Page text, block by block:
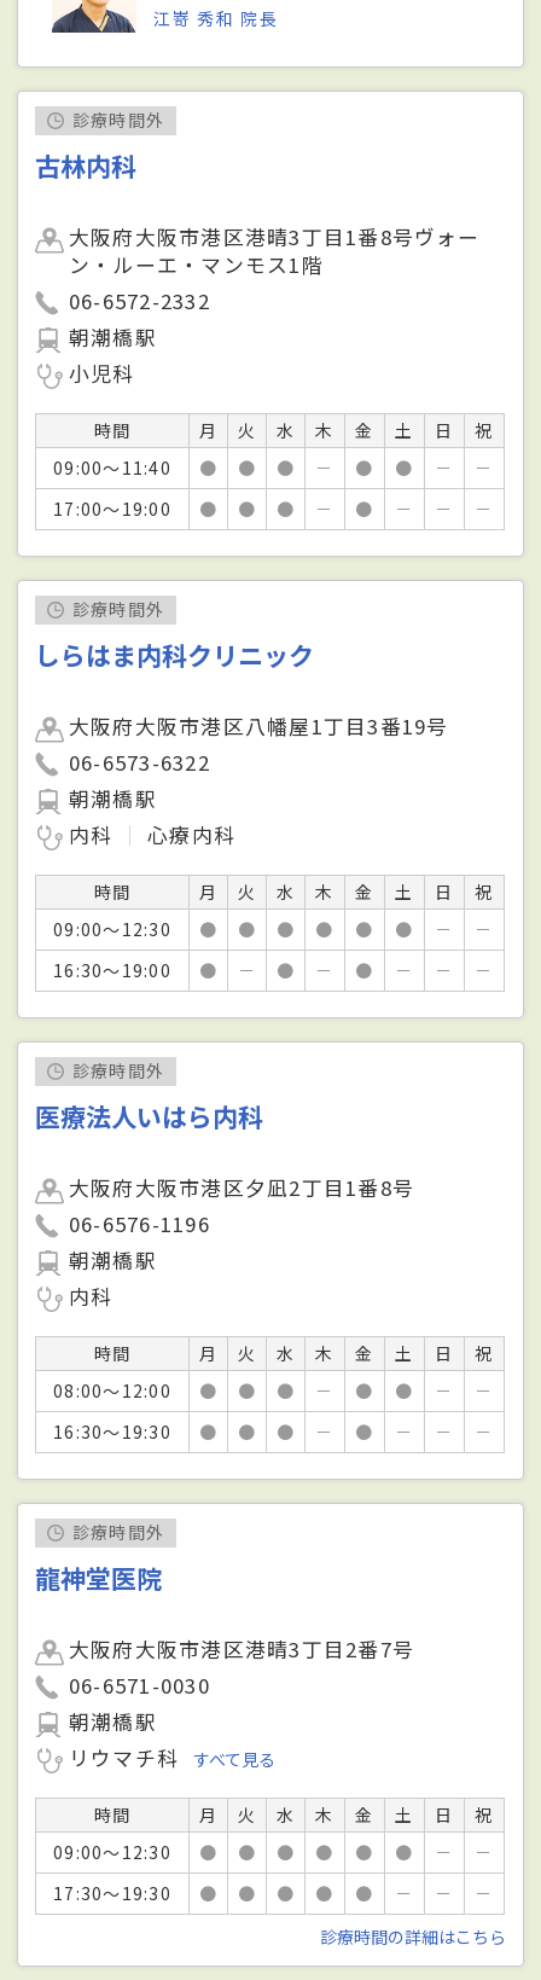
江嵜 秀和 院長
診療時間外
古林内科
大阪府大阪市港区港晴3丁目1番8号ヴォー
ン・ルーエ・マンモス1階
06-6572-2332
朝潮橋駅
小児科
時間 月 火 水 木 金 土 日
祝
09:00～11:40
● ● ● － ● ● －
－
17:00～19:00
● ● ● － ● － － －
診療時間外
しらはま内科クリニック
大阪府大阪市港区八幡屋1丁目3番19号
06-6573-6322
朝潮橋駅
内科
心療内科
時間 月 火 水 木 金 土 日
祝
09:00～12:30
● ● ● ● ● ● －
－
16:30～19:00
● － ● － ● － － －
診療時間外
医療法人いはら内科
大阪府大阪市港区夕凪2丁目1番8号
06-6576-1196
朝潮橋駅
内科
時間 月 火 水 木 金 土 日
祝
08:00～12:00
● ● ● － ● ● －
－
16:30～19:30
● ● ● － ● － － －
診療時間外
龍神堂医院
大阪府大阪市港区港晴3丁目2番7号
06-6571-0030
朝潮橋駅
リウマチ科
すべて見る
時間 月 火 水 木 金 土 日
祝
09:00～12:30
● ● ● ● ● ● －
－
17:30～19:30
● ● ● ● ● － －
－
診療時間の詳細はこちら